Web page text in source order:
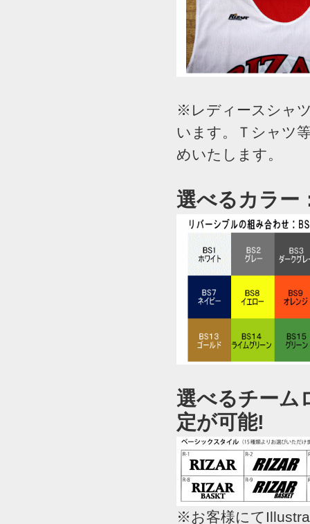
※レディースシャ
います。Ｔシャツ
めいたします。
選べるカラー
選べるチーム
定が可能!
※お客様にて